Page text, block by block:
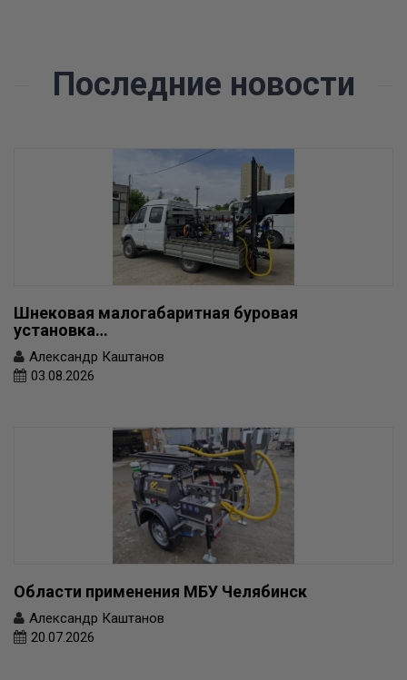
Последние новости
Шнековая малогабаритная буровая
установка…
Александр Каштанов
03.08.2026
Области применения МБУ Челябинск
Александр Каштанов
20.07.2026